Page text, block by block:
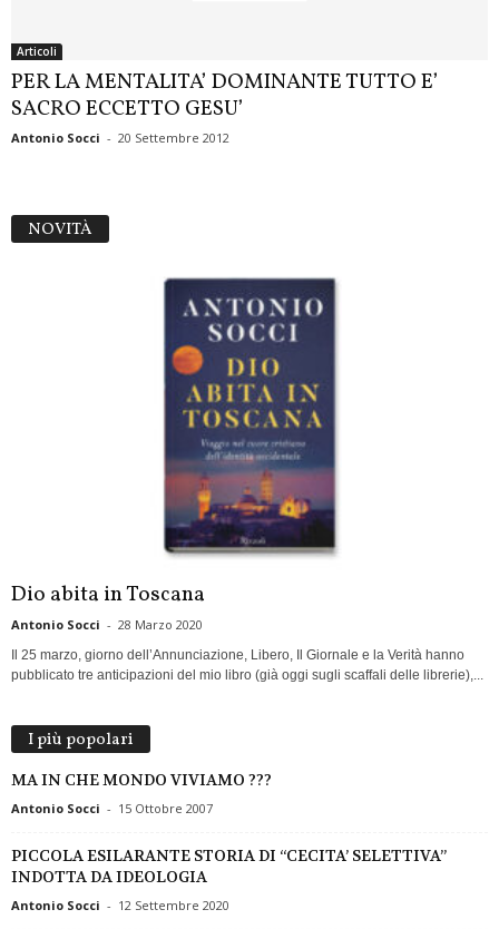
Articoli
PER LA MENTALITA’ DOMINANTE TUTTO E’
SACRO ECCETTO GESU’
Antonio Socci - 20 Settembre 2012
NOVITÀ
Dio abita in Toscana
Antonio Socci - 28 Marzo 2020
Il 25 marzo, giorno dell’Annunciazione, Libero, Il Giornale e la Verità hanno
pubblicato tre anticipazioni del mio libro (già oggi sugli scaffali delle librerie),...
I più popolari
MA IN CHE MONDO VIVIAMO ???
Antonio Socci - 15 Ottobre 2007
PICCOLA ESILARANTE STORIA DI “CECITA’ SELETTIVA”
INDOTTA DA IDEOLOGIA
Antonio Socci - 12 Settembre 2020